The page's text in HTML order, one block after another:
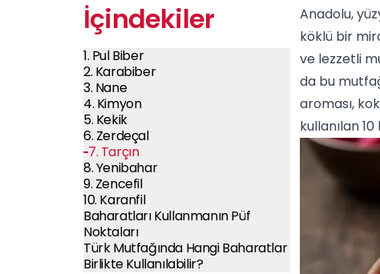
İçindekiler
1. Pul Biber
2. Karabiber
3. Nane
4. Kimyon
5. Kekik
6. Zerdeçal
7. Tarçın
8. Yenibahar
9. Zencefil
10. Karanfil
Baharatları Kullanmanın Püf
Noktaları
Türk Mutfağında Hangi Baharatlar
Birlikte Kullanılabilir?
Anadolu,
köklü bir
ve lezzetli
da bu
aroması,
kullanılan